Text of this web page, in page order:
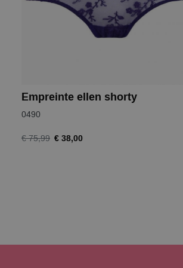
Empreinte ellen shorty
0490
€ 75,99 € 38,00